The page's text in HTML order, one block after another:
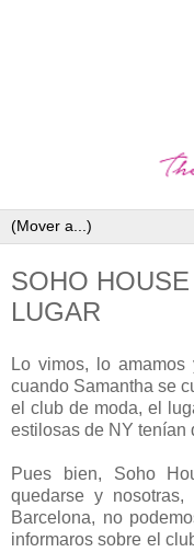
SOHO
LUGAR
Lo vimos, lo
cuando Samantha se
el club de moda, el
estilosas de NY tenían
Pues bien, Soho
quedarse y
Barcelona, no
informaros sobre el